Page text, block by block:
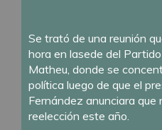
Se trató de una reunión
hora en lasede del
Matheu, donde se
política luego de que el
Fernández anunciara que
reelección este año.